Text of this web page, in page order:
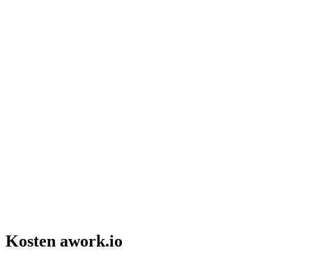
Kosten awork.io